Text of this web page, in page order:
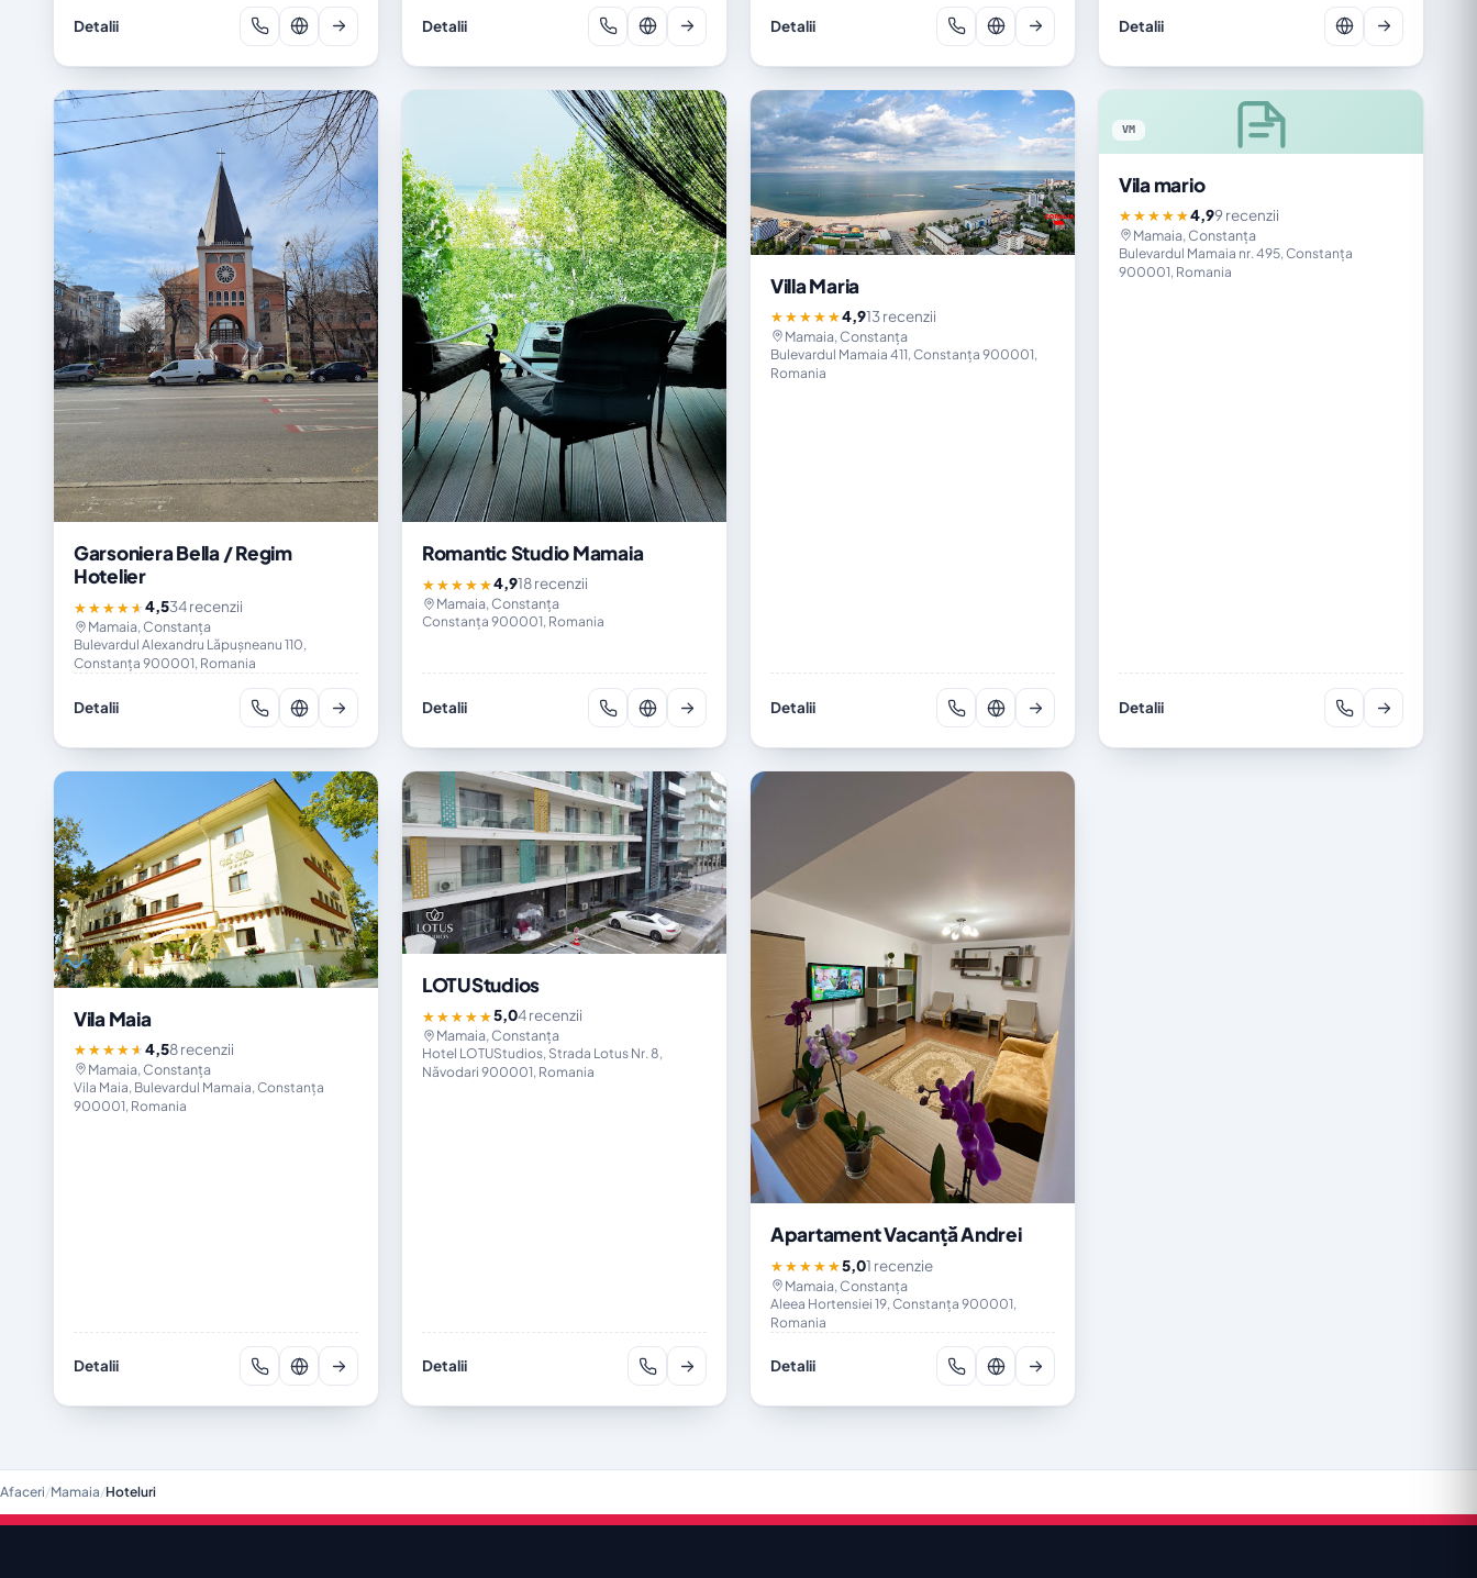
Detalii Detalii Detalii Detalii
Garsoniera Bella / Regim
Hotelier
★★★★★4,534 recenzii
Mamaia, Constanța
Bulevardul Alexandru Lăpușneanu 110,
Constanța 900001, Romania
Detalii
Romantic Studio Mamaia
★★★★★4,918 recenzii
Mamaia, Constanța
Constanța 900001, Romania
Detalii
Villa Maria
★★★★★4,913 recenzii
Mamaia, Constanța
Bulevardul Mamaia 411, Constanța 900001,
Romania
Detalii
VM
Vila mario
★★★★★4,99 recenzii
Mamaia, Constanța
Bulevardul Mamaia nr. 495, Constanța
900001, Romania
Detalii
Vila Maia
★★★★★4,58 recenzii
Mamaia, Constanța
Vila Maia, Bulevardul Mamaia, Constanța
900001, Romania
Detalii
LOTUStudios
★★★★★5,04 recenzii
Mamaia, Constanța
Hotel LOTUStudios, Strada Lotus Nr. 8,
Năvodari 900001, Romania
Detalii
Apartament Vacanță Andrei
★★★★★5,01 recenzie
Mamaia, Constanța
Aleea Hortensiei 19, Constanța 900001,
Romania
Detalii
Afaceri/Mamaia/Hoteluri